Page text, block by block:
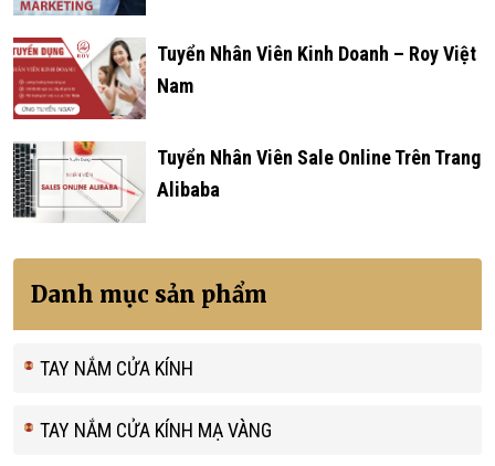
Tuyển Nhân Viên Kinh Doanh – Roy Việt
Nam
Tuyển Nhân Viên Sale Online Trên Trang
Alibaba
Danh mục sản phẩm
TAY NẮM CỬA KÍNH
TAY NẮM CỬA KÍNH MẠ VÀNG